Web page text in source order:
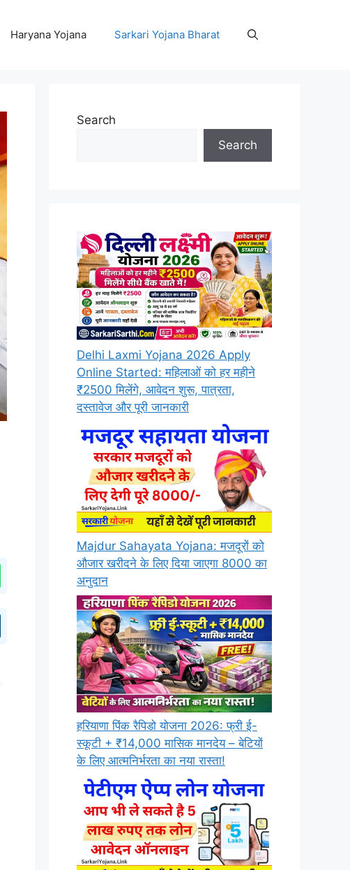
Haryana Yojana Sarkari Yojana Bharat
Search
Search
Delhi Laxmi Yojana 2026 Apply
Online Started: महिलाओं को हर महीने
₹2500 मिलेंगे, आवेदन शुरू, पात्रता,
दस्तावेज और पूरी जानकारी
Majdur Sahayata Yojana: मजदूरों को
औजार खरीदने के लिए दिया जाएगा 8000 का
अनुदान
हरियाणा पिंक रैपिडो योजना 2026: फ्री ई-
स्कूटी + ₹14,000 मासिक मानदेय – बेटियों
के लिए आत्मनिर्भरता का नया रास्ता!